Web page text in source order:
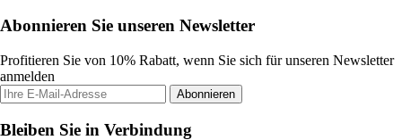
Abonnieren Sie unseren Newsletter
Profitieren Sie von 10% Rabatt, wenn Sie sich für unseren Newsletter
anmelden
Abonnieren
Bleiben Sie in Verbindung